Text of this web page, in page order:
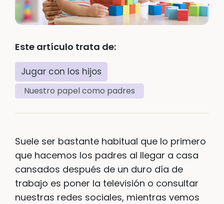
Este artículo trata de:
Jugar con los hijos
Nuestro papel como padres
Suele ser bastante habitual que lo primero
que hacemos los padres al llegar a casa
cansados después de un duro día de
trabajo es poner la televisión o consultar
nuestras redes sociales, mientras vemos